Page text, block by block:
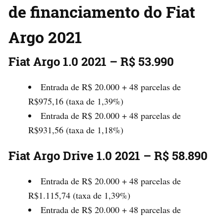
de financiamento do Fiat
Argo 2021
Fiat Argo 1.0 2021 – R$ 53.990
Entrada de R$ 20.000 + 48 parcelas de
R$975,16 (taxa de 1,39%)
Entrada de R$ 20.000 + 48 parcelas de
R$931,56 (taxa de 1,18%)
Fiat Argo Drive 1.0 2021 – R$ 58.890
Entrada de R$ 20.000 + 48 parcelas de
R$1.115,74 (taxa de 1,39%)
Entrada de R$ 20.000 + 48 parcelas de